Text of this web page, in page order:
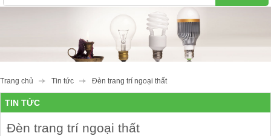
Tư vấn-Thiết kế ánh sáng_Hỗ trợ miễn phí
Đèn Led Cao Cấp Cosmos
Downlight
Đèn Down Light
Video clip
Trang chủ Tin tức Đèn trang trí ngoại thất
TIN TỨC
Đèn trang trí ngoại thất